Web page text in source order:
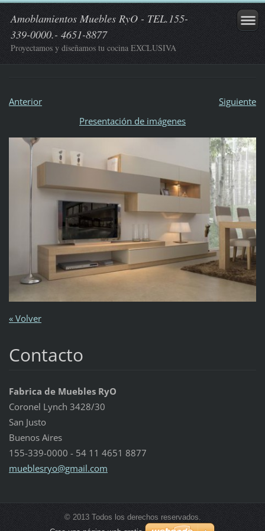
Amoblamientos Muebles RyO - TEL.155-
339-0000.- 4651-8877
Proyectamos y diseñamos tu cocina EXCLUSIVA
Anterior
Siguiente
Presentación de imágenes
« Volver
Contacto
Fabrica de Muebles RyO
Coronel Lynch 3428/30
San Justo
Buenos Aires
155-339-0000 - 54 11 4651 8877
mueblesryo@gmail.com
© 2013 Todos los derechos reservados.